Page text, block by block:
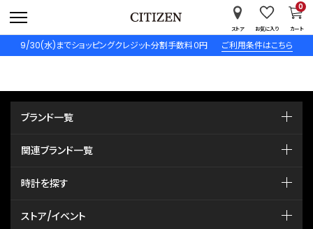
9/30(水)までショッピングクレジット分割手数料０円 ご利用条件はこちら
ストア お気に入り カート
0
ブランド一覧
関連ブランド一覧
時計を探す
ストア/イベント